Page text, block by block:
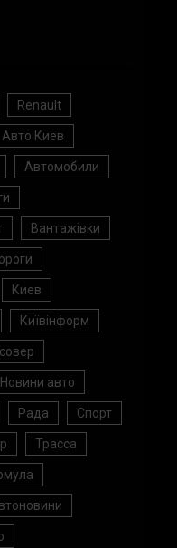
Renault
Авто Киев
Автомобили
Вантажівки
Киев
Київінформ
Новини авто
Рада Спорт
Трасса